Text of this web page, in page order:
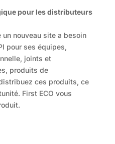
pour les distributeurs
nouveau site a besoin
pour ses équipes,
joints et
produits de
ces produits, ce
First ECO vous